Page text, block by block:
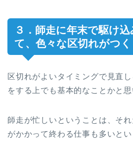
３．師走に年末で駆け
て、色々な区切れがつく
区切れがよいタイミングで見直
をする上でも基本的なことかと思
師走が忙しいということは、そ
がかかって終わる仕事も多いとい